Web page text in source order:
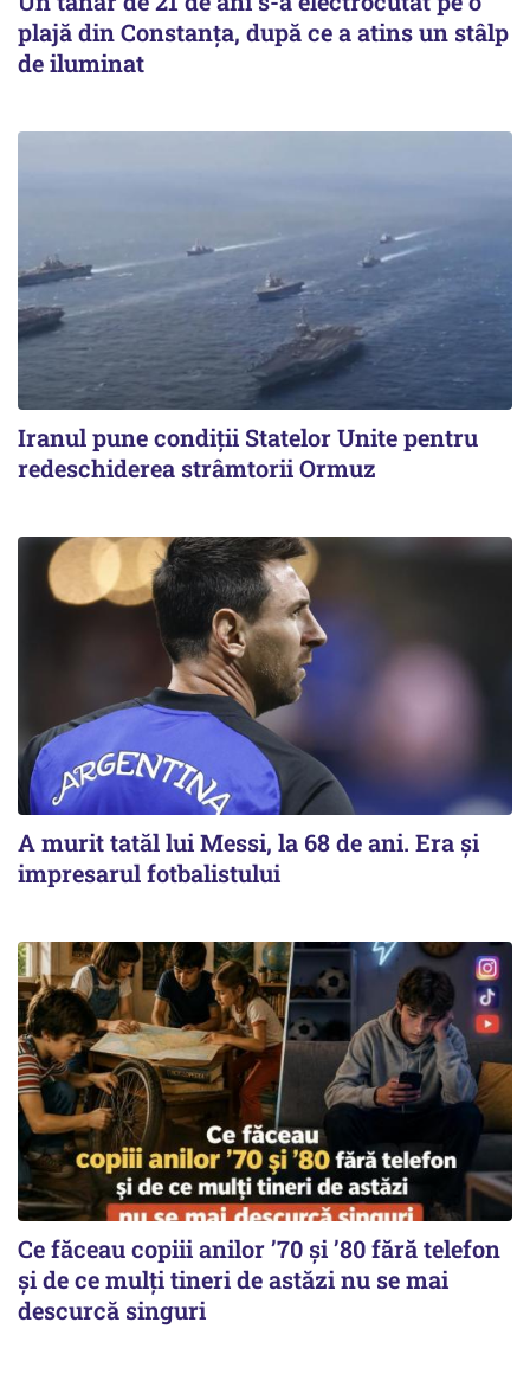
plajă din Constanța, după ce a atins un stâlp
de iluminat
Iranul pune condiții Statelor Unite pentru
redeschiderea strâmtorii Ormuz
A murit tatăl lui Messi, la 68 de ani. Era și
impresarul fotbalistului
Ce făceau copiii anilor ’70 și ’80 fără telefon
și de ce mulți tineri de astăzi nu se mai
descurcă singuri